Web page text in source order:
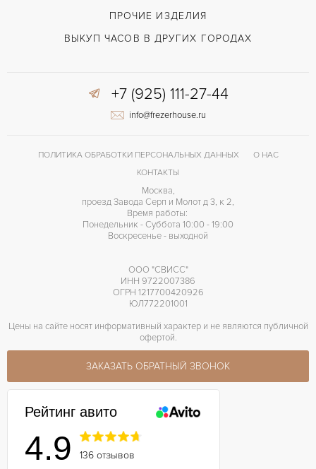
ПРОЧИЕ ИЗДЕЛИЯ
ВЫКУП ЧАСОВ В ДРУГИХ ГОРОДАХ
+7 (925) 111-27-44
info@frezerhouse.ru
ПОЛИТИКА ОБРАБОТКИ ПЕРСОНАЛЬНЫХ ДАННЫХ
О НАС
КОНТАКТЫ
Москва,
проезд Завода Серп и Молот д 3, к 2,
Время работы:
Понедельник - Суббота 10:00 - 19:00
Воскресенье - выходной
ООО "СВИСС"
ИНН 9722007386
ОГРН 1217700420926
ЮЛ772201001
Цены на сайте носят информативный характер и не являются публичной
офертой.
ЗАКАЗАТЬ ОБРАТНЫЙ ЗВОНОК
Рейтинг авито
4.9 136 отзывов